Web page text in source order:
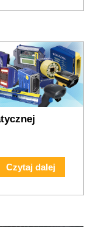
Czytaj dalej